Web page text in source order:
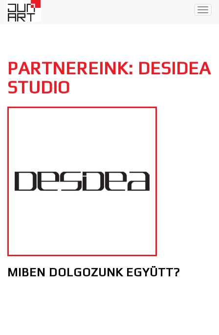
PARTNEREINK: DESIDEA
STUDIO
MIBEN DOLGOZUNK EGYÜTT?